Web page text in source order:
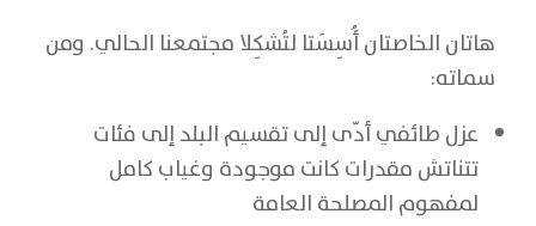
هاتان الخاصتان أُسِسَتا لتُشكِلا مجتمعنا الحالي. ومن
سماته:
عزل طائفي أدّى إلى تقسيم البلد إلى فئات
تتناتش مقدرات كانت موجودة وغياب كامل
لمفهوم المصلحة العامة